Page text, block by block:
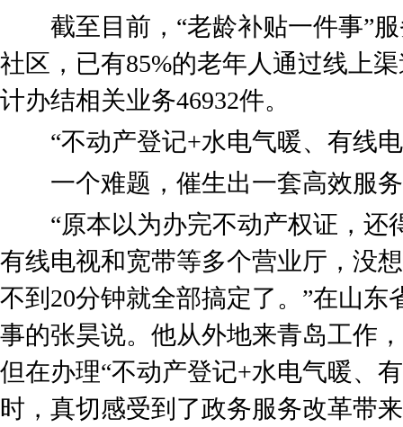
截至目前，“老龄补贴一件事”服
社区，已有85%的老年人通过线上
计办结相关业务46932件。
“不动产登记+水电气暖、有线
一个难题，催生出一套高效服
“原本以为办完不动产权证，还
有线电视和宽带等多个营业厅，没
不到20分钟就全部搞定了。”在山
事的张昊说。他从外地来青岛工作
但在办理“不动产登记+水电气暖、
时，真切感受到了政务服务改革带